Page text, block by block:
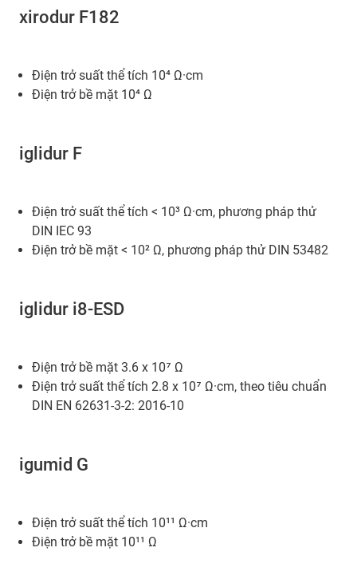
xirodur F182
Điện trở suất thể tích 10⁴ Ω·cm
Điện trở bề mặt 10⁴ Ω
iglidur F
Điện trở suất thể tích < 10³ Ω·cm, phương pháp thử
DIN IEC 93
Điện trở bề mặt < 10² Ω, phương pháp thử DIN 53482
iglidur i8-ESD
Điện trở bề mặt 3.6 x 10⁷ Ω
Điện trở suất thể tích 2.8 x 10⁷ Ω·cm, theo tiêu chuẩn
DIN EN 62631-3-2: 2016-10
igumid G
Điện trở suất thể tích 10¹¹ Ω·cm
Điện trở bề mặt 10¹¹ Ω